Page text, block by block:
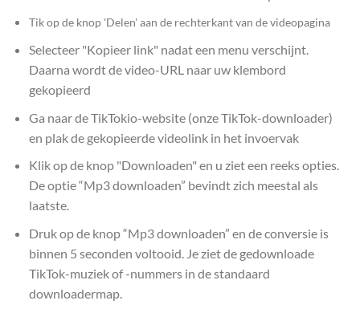
Tik op de knop 'Delen' aan de rechterkant van de videopagina
Selecteer "Kopieer link" nadat een menu verschijnt.
Daarna wordt de video-URL naar uw klembord
gekopieerd
Ga naar de TikTokio-website (onze TikTok-downloader)
en plak de gekopieerde videolink in het invoervak
Klik op de knop "Downloaden" en u ziet een reeks opties.
De optie “Mp3 downloaden” bevindt zich meestal als
laatste.
Druk op de knop “Mp3 downloaden” en de conversie is
binnen 5 seconden voltooid. Je ziet de gedownloade
TikTok-muziek of -nummers in de standaard
downloadermap.